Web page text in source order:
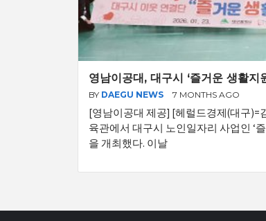
영남이공대, 대구시 ‘즐거운 생활지
BY DAEGU NEWS 7 MONTHS AGO
[영남이공대 제공] [헤럴드경제(대구)=
육관에서 대구시 노인일자리 사업인 ‘
을 개최했다. 이날